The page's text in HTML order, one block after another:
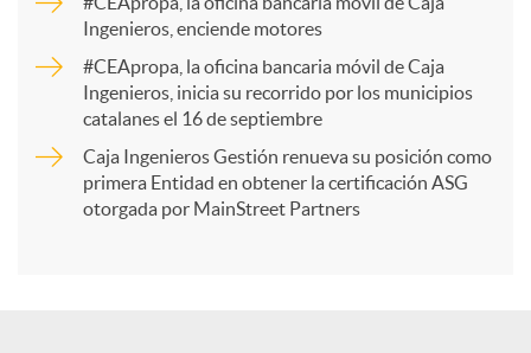
r
t
Ingenieros, enciende motores
#CEApropa, la oficina bancaria móvil de Caja
Ingenieros, inicia su recorrido por los municipios
catalanes el 16 de septiembre
Caja Ingenieros Gestión renueva su posición como
primera Entidad en obtener la certificación ASG
otorgada por MainStreet Partners